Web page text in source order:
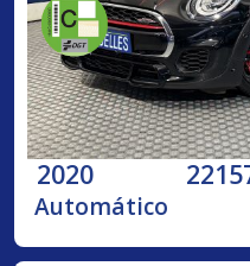
2020
Automático